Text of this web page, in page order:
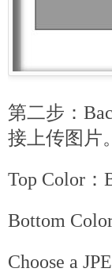
第二步：
接上传图片。
Top Color
Bottom
Choose a